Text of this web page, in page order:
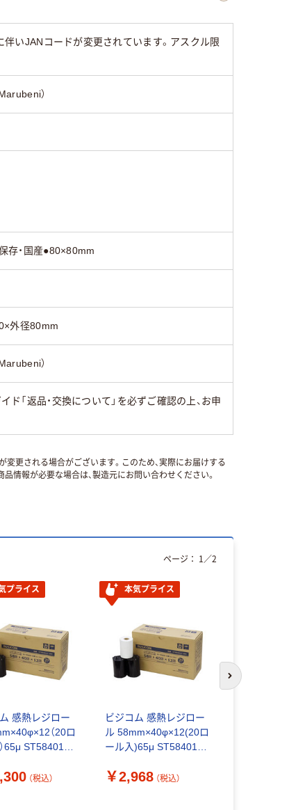
いJANコードが変更されています。アスクル限
）
存・国産●80×80mm
外径80mm
）
「返品・交換について」を必ずご確認の上、お申
変更される場合がございます。このため、実際にお届けする
情報が必要な場合は、製造元にお問い合わせください。
プライス
感熱レジロー
（20ロ
65μ ST584012-
（税込）
本気プライス
ビジコム 感熱レジロー
ル 58mm×40φ×12(20ロ
ール入)65μ ST584012-
￥2,968 （税込）
ページ： 1／2
次のスライド